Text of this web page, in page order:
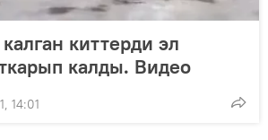
киттерди эл
калды. Видео
14:01